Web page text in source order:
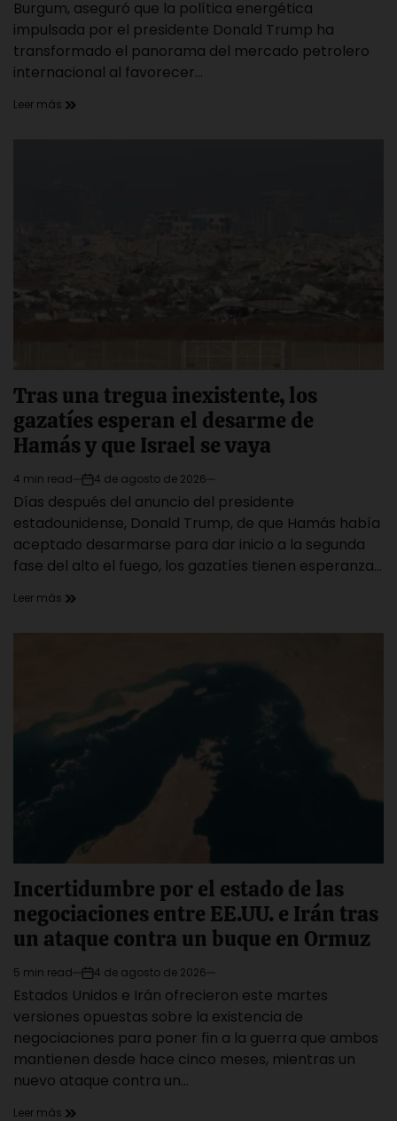
Burgum, aseguró que la política energética
impulsada por el presidente Donald Trump ha
transformado el panorama del mercado petrolero
internacional al favorecer…
Leer más
Tras una tregua inexistente, los
gazatíes esperan el desarme de
Hamás y que Israel se vaya
Estimated
read
time
4 min read on4 de agosto de 2026
Días después del anuncio del presidente
estadounidense, Donald Trump, de que Hamás había
aceptado desarmarse para dar inicio a la segunda
fase del alto el fuego, los gazatíes tienen esperanza…
Leer más
Incertidumbre por el estado de las
negociaciones entre EE.UU. e Irán tras
un ataque contra un buque en Ormuz
Estimated
read
time
5 min read on4 de agosto de 2026
Estados Unidos e Irán ofrecieron este martes
versiones opuestas sobre la existencia de
negociaciones para poner fin a la guerra que ambos
mantienen desde hace cinco meses, mientras un
nuevo ataque contra un…
Leer más